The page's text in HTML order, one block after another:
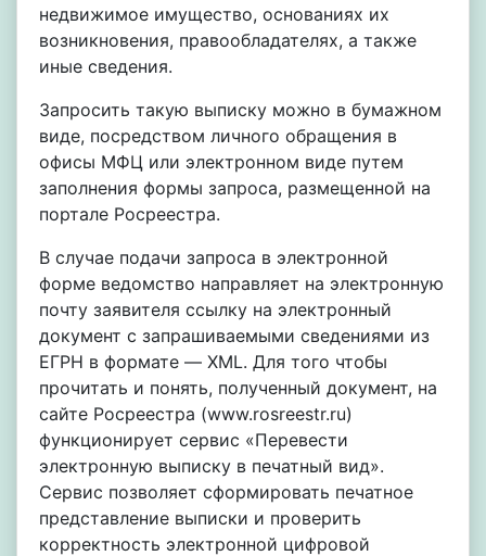
недвижимое имущество, основаниях их
возникновения, правообладателях, а также
иные сведения.
Запросить такую выписку можно в бумажном
виде, посредством личного обращения в
офисы МФЦ или электронном виде путем
заполнения формы запроса, размещенной на
портале Росреестра.
В случае подачи запроса в электронной
форме ведомство направляет на электронную
почту заявителя ссылку на электронный
документ с запрашиваемыми сведениями из
ЕГРН в формате — XML. Для того чтобы
прочитать и понять, полученный документ, на
сайте Росреестра (www.rosreestr.ru)
функционирует сервис «Перевести
электронную выписку в печатный вид».
Сервис позволяет сформировать печатное
представление выписки и проверить
корректность электронной цифровой